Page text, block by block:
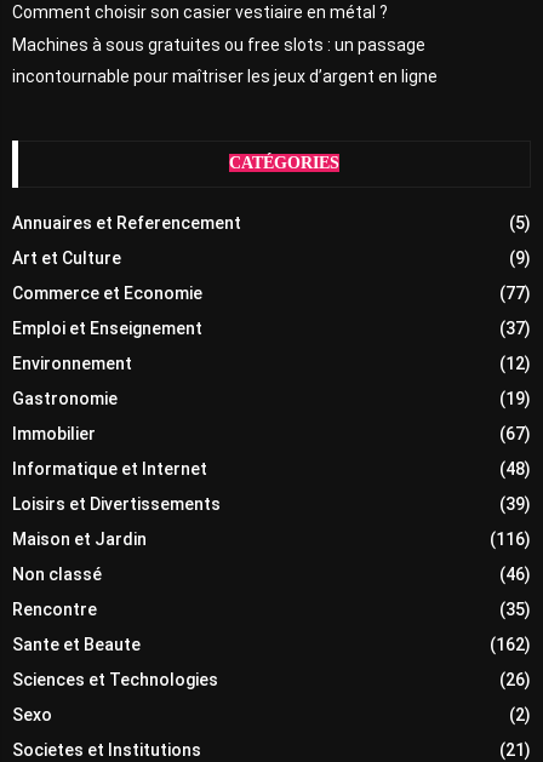
Comment choisir son casier vestiaire en métal ?
Machines à sous gratuites ou free slots : un passage
incontournable pour maîtriser les jeux d’argent en ligne
CATÉGORIES
Annuaires et Referencement
(5)
Art et Culture
(9)
Commerce et Economie
(77)
Emploi et Enseignement
(37)
Environnement
(12)
Gastronomie
(19)
Immobilier
(67)
Informatique et Internet
(48)
Loisirs et Divertissements
(39)
Maison et Jardin
(116)
Non classé
(46)
Rencontre
(35)
Sante et Beaute
(162)
Sciences et Technologies
(26)
Sexo
(2)
Societes et Institutions
(21)